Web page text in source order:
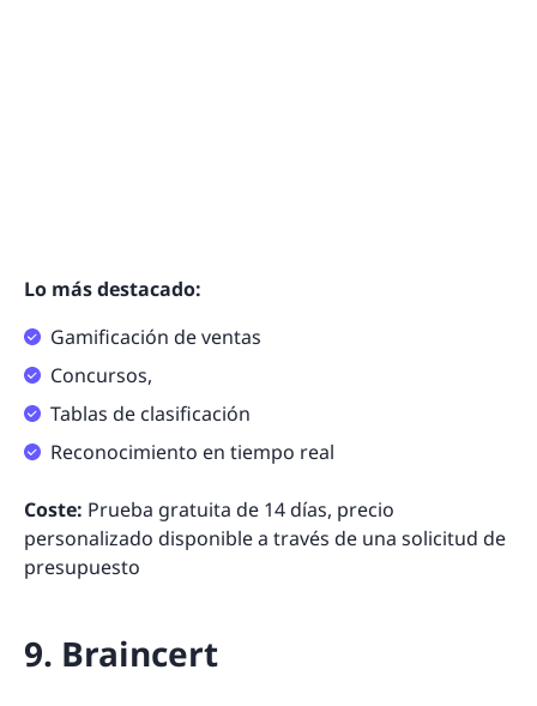
Lo más destacado:
Gamificación de ventas
Concursos,
Tablas de clasificación
Reconocimiento en tiempo real
Coste: Prueba gratuita de 14 días, precio
personalizado disponible a través de una solicitud de
presupuesto
9. Braincert